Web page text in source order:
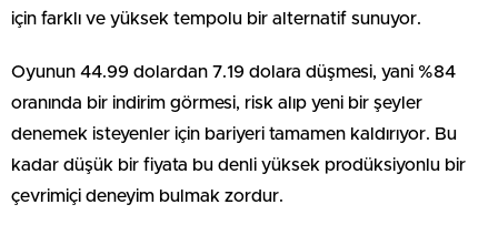
için farklı ve yüksek tempolu bir alternatif sunuyor.
Oyunun 44.99 dolardan 7.19 dolara düşmesi, yani %84
oranında bir indirim görmesi, risk alıp yeni bir şeyler
denemek isteyenler için bariyeri tamamen kaldırıyor. Bu
kadar düşük bir fiyata bu denli yüksek prodüksiyonlu bir
çevrimiçi deneyim bulmak zordur.